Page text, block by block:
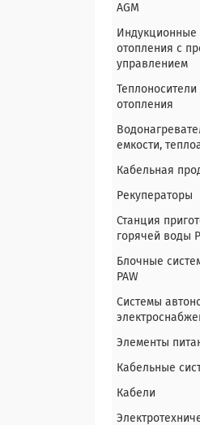
AGM
отопления с
управлением
отопления
емкости,
Кабельная
Рекуператоры
Станция
горячей воды
Блочные
PAW
Системы
Элементы
Кабельные
Кабели